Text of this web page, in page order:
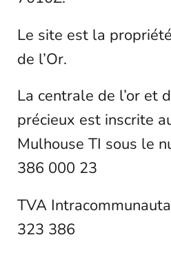
Le site est la
de l’Or.
La centrale de l’or et
précieux est inscrite
Mulhouse TI sous le
386 000 23
TVA
323 386